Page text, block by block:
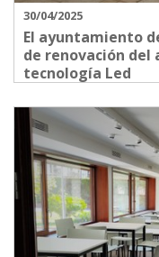
30/04/2025
El ayuntamiento
de renovación del
tecnología Led